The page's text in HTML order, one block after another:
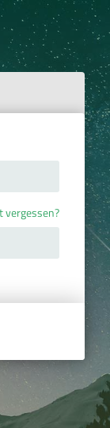
vergessen?